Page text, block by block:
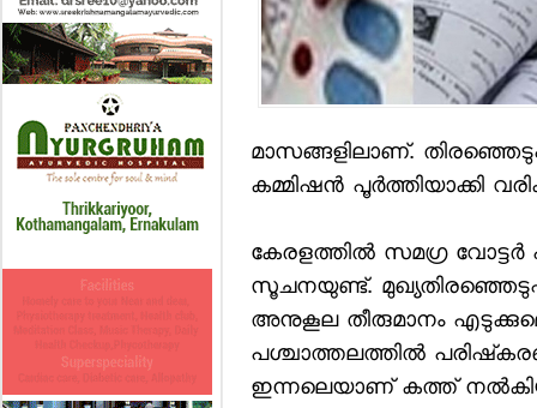
മാസങ്ങളിലാണ്.
കമ്മിഷന്‍ പൂര്‍ത്തിയാക്കി
കേരളത്തില്‍ സമഗ്ര വോട്ടര്‍
സൂചനയുണ്ട്.
അനുകൂല തീരുമാനം
പശ്ചാത്തലത്തില്‍
ഇന്നലെയാണ് കത്ത്